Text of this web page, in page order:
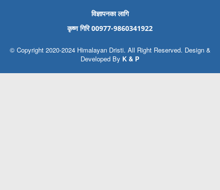
विज्ञापनका लागि
कृष्ण गिरि 00977-9860341922
© Copyright 2020-2024 Himalayan Dristi. All Right Reserved. Design &
Developed By K & P